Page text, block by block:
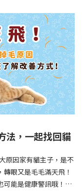
幼犬開始幼犬訓練時，
到習慣養成，每個階段
漸進，把握幼犬成長敏
步驟，即使是第一次養
話的好夥伴！建立信任
立信任。剛到新家的幼
境很重要。用溫柔的聲
食和如廁時間，讓幼犬
固定玩耍時間，這些都
坐下」開始，再逐步學
保持在5-10分鐘內，
和手勢，成功時立即給
天多次短時間練習效
需學習生活禮儀。如
血絲或黑色糞便） 👉
想知道貓咪拉肚子的真
問題嚴重性，決定是否
吧！🐾 貓咪拉肚子怎麼
生貓咪拉肚子的因素與
淨的東西、寄生蟲、其
要看醫生？當貓咪拉肚
快速判斷原因，並決定
1：觀察糞便的狀態：
況📌 貓咪拉肚子判斷
飼料或罐頭？ 有沒有吃
咪拉肚子判斷步驟3：
、新成員加入？ 天氣
拉肚子判斷步驟4：觀
慾是否正常？，可先觀
法，一起找回貓
原因家有貓主子，是不
眼又是毛毛滿天飛！
可能是健康警訊哦！以